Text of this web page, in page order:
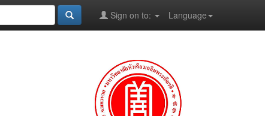
Language
Sign on to: